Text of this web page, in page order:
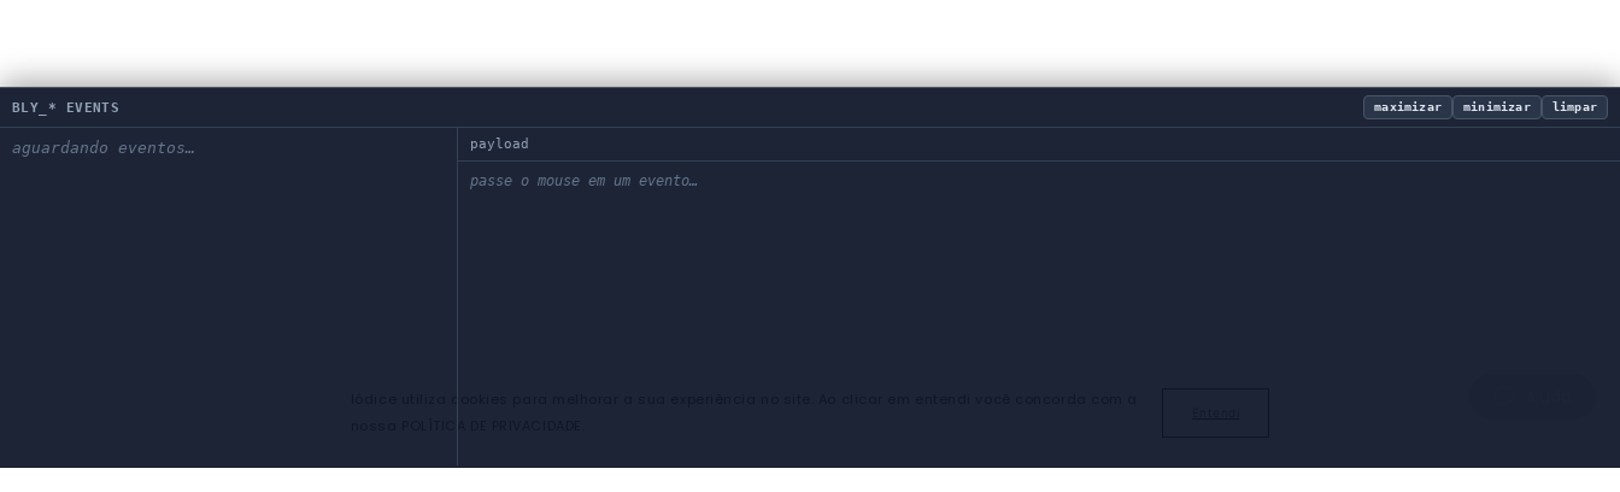
BLY_* EVENTS maximizar minimizar limpar
aguardando eventos… payload
passe o mouse em um evento…